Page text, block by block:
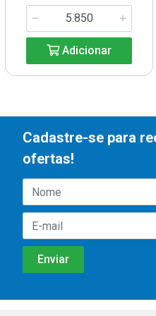
Adicionar
Cadastre-se para
ofertas!